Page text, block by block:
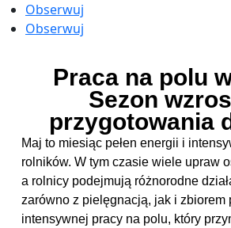
Obserwuj
Obserwuj
Praca na polu
Sezon
przygotowania
Maj to miesiąc pełen energii i
rolników. W tym czasie wiele upraw
a rolnicy podejmują różnorodne
zarówno z pielęgnacją, jak i zbiorem
intensywnej pracy na polu, który